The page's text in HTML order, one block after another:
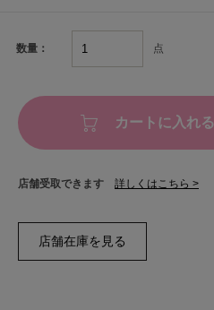
数量： 点
カートに入れる
店舗受取できます 詳しくはこちら >